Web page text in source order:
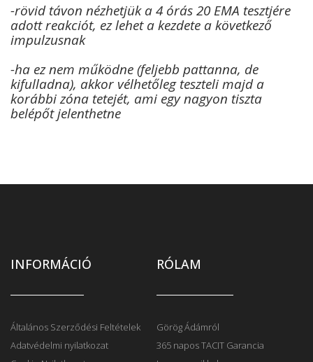
-rövid távon nézhetjük a 4 órás 20 EMA tesztjére
adott reakciót, ez lehet a kezdete a következő
impulzusnak
-ha ez nem működne (feljebb pattanna, de
kifulladna), akkor vélhetőleg teszteli majd a
korábbi zóna tetejét, ami egy nagyon tiszta
belépőt jelenthetne
INFORMÁCIÓ
Általános Szerződési Feltételek
Adatvédelmi nyilatkozat
RÓLAM
Görög Ádámról
365 napos TACIT Garancia